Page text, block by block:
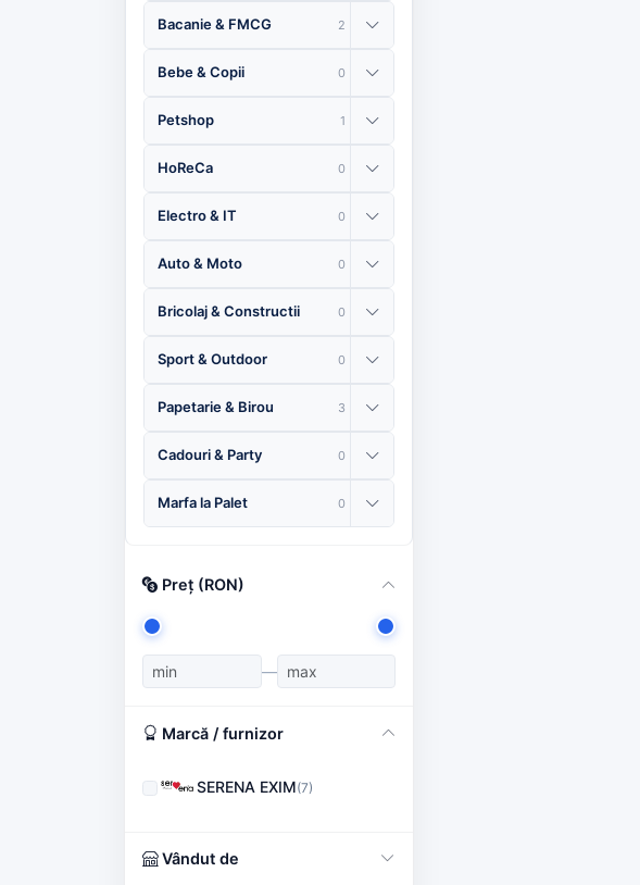
Bacanie & FMCG 2
Bebe & Copii 0
Petshop 1
HoReCa 0
Electro & IT 0
Auto & Moto 0
Bricolaj & Constructii 0
Sport & Outdoor 0
Papetarie & Birou 3
Cadouri & Party 0
Marfa la Palet 0
Preț (RON)
—
Marcă / furnizor
SERENA EXIM(7)
Vândut de